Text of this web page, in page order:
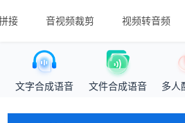
接 音视频裁剪 视频转音频
文字合成语音 文件合成语音 多人